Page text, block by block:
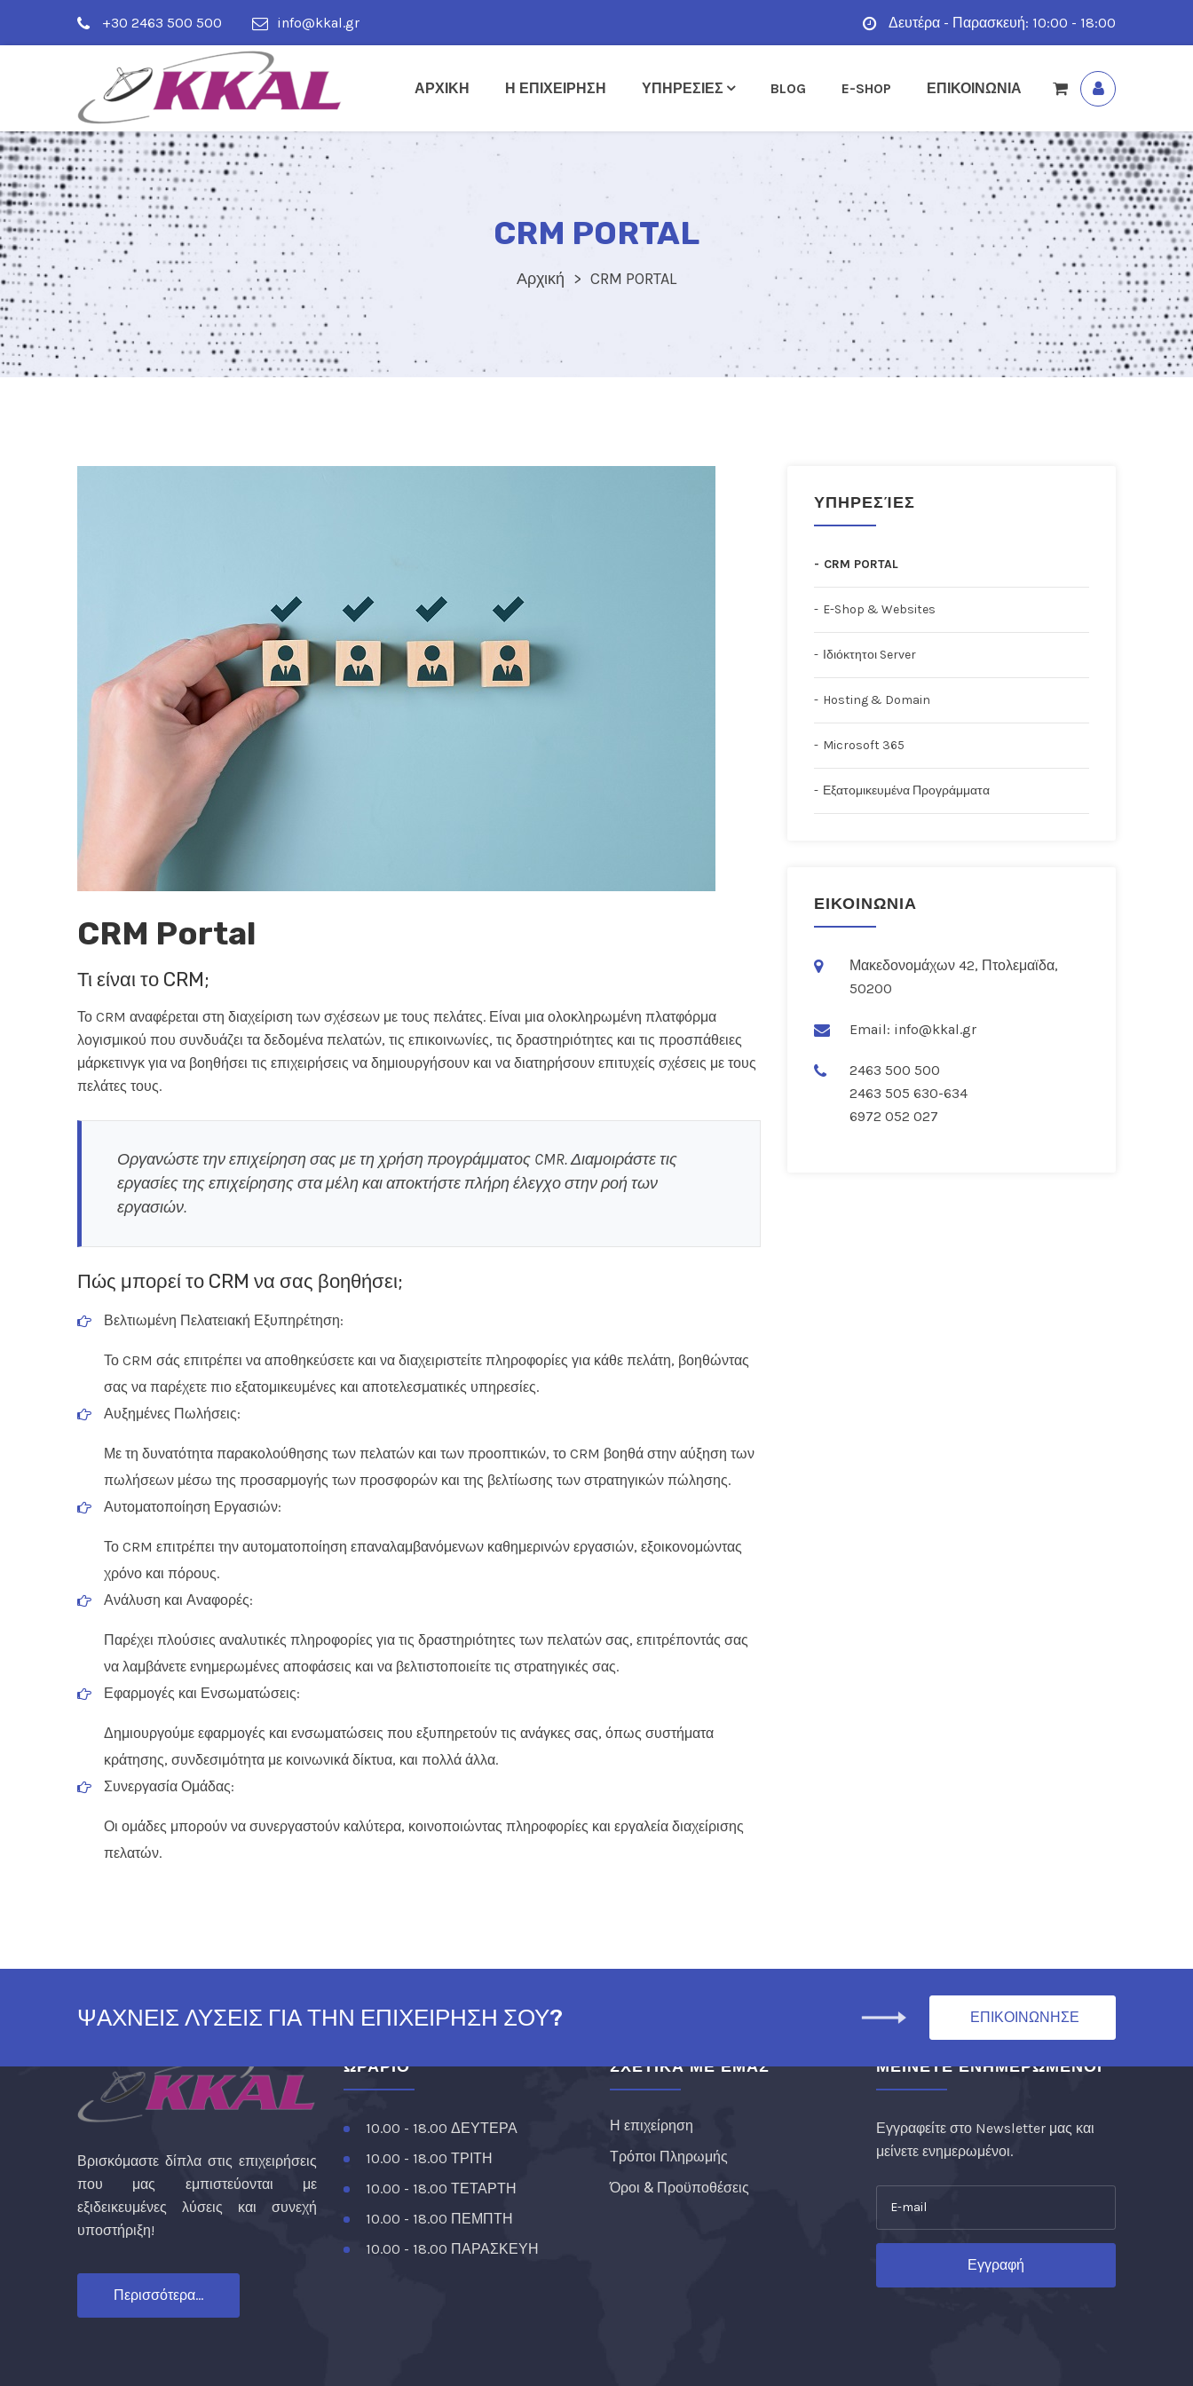
+30 2463 500 500 info@kkal.gr Δευτέρα - Παρασκευή: 10:00 - 18:00
ΑΡΧΙΚΗ Η ΕΠΙΧΕΙΡΗΣΗ ΥΠΗΡΕΣΙΕΣ BLOG E-SHOP ΕΠΙΚΟΙΝΩΝΙΑ
CRM PORTAL
Αρχική CRM PORTAL
CRM Portal
Τι είναι το CRM;
Το CRM αναφέρεται στη διαχείριση των σχέσεων με τους πελάτες. Είναι μια ολοκληρωμένη πλατφόρμα
λογισμικού που συνδυάζει τα δεδομένα πελατών, τις επικοινωνίες, τις δραστηριότητες και τις προσπάθειες
μάρκετινγκ για να βοηθήσει τις επιχειρήσεις να δημιουργήσουν και να διατηρήσουν επιτυχείς σχέσεις με τους
πελάτες τους.
Οργανώστε την επιχείρηση σας με τη χρήση προγράμματος CMR. Διαμοιράστε τις
εργασίες της επιχείρησης στα μέλη και αποκτήστε πλήρη έλεγχο στην ροή των
εργασιών.​
Πώς μπορεί το CRM να σας βοηθήσει;
Βελτιωμένη Πελατειακή Εξυπηρέτηση:
Το CRM σάς επιτρέπει να αποθηκεύσετε και να διαχειριστείτε πληροφορίες για κάθε πελάτη, βοηθώντας
σας να παρέχετε πιο εξατομικευμένες και αποτελεσματικές υπηρεσίες.
Αυξημένες Πωλήσεις:
Με τη δυνατότητα παρακολούθησης των πελατών και των προοπτικών, το CRM βοηθά στην αύξηση των
πωλήσεων μέσω της προσαρμογής των προσφορών και της βελτίωσης των στρατηγικών πώλησης.
Αυτοματοποίηση Εργασιών:
Το CRM επιτρέπει την αυτοματοποίηση επαναλαμβανόμενων καθημερινών εργασιών, εξοικονομώντας
χρόνο και πόρους.
Ανάλυση και Αναφορές:
Παρέχει πλούσιες αναλυτικές πληροφορίες για τις δραστηριότητες των πελατών σας, επιτρέποντάς σας
να λαμβάνετε ενημερωμένες αποφάσεις και να βελτιστοποιείτε τις στρατηγικές σας.
Εφαρμογές και Ενσωματώσεις:
Δημιουργούμε εφαρμογές και ενσωματώσεις που εξυπηρετούν τις ανάγκες σας, όπως συστήματα
κράτησης, συνδεσιμότητα με κοινωνικά δίκτυα, και πολλά άλλα.
Συνεργασία Ομάδας:
Οι ομάδες μπορούν να συνεργαστούν καλύτερα, κοινοποιώντας πληροφορίες και εργαλεία διαχείρισης
πελατών.
ΥΠΗΡΕΣΊΕΣ
CRM PORTAL
E-Shop & Websites
Ιδιόκτητοι Server
Hosting & Domain
Microsoft 365
Εξατομικευμένα Προγράμματα
ΕΙΚΟΙΝΩΝΙΑ
Μακεδονομάχων 42, Πτολεμαϊδα,
50200
Email: info@kkal.gr
2463 500 500
2463 505 630-634
6972 052 027
ΨΑΧΝΕΙΣ ΛΥΣΕΙΣ ΓΙΑ ΤΗΝ ΕΠΙΧΕΙΡΗΣΗ ΣΟΥ? ΕΠΙΚΟΙΝΩΝΗΣΕ
Βρισκόμαστε δίπλα στις επιχειρήσεις
που μας εμπιστεύονται με
εξιδεικευμένες λύσεις και συνεχή
υποστήριξη!
Περισσότερα...
ΩΡΑΡΙΟ
10.00 - 18.00 ΔΕΥΤΕΡΑ
10.00 - 18.00 ΤΡΙΤΗ
10.00 - 18.00 ΤΕΤΑΡΤΗ
10.00 - 18.00 ΠΕΜΠΤΗ
10.00 - 18.00 ΠΑΡΑΣΚΕΥΗ
ΣΧΕΤΙΚΑ ΜΕ ΕΜΑΣ
Η επιχείρηση
Τρόποι Πληρωμής
Όροι & Προϋποθέσεις
ΜΕΙΝΕΤΕ ΕΝΗΜΕΡΩΜΕΝΟΙ
Εγγραφείτε στο Newsletter μας και
μείνετε ενημερωμένοι.
Εγγραφή